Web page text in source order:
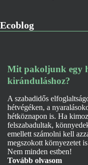
Ecoblog
Mit pakoljunk egy
kiránduláshoz?
A szabadidős
hétvégéken, a
hétköznapon is. Ha
felszabadultak,
emellett számolni kell
megszokott környezetet
Nem minden estben!
Tovább olvasom